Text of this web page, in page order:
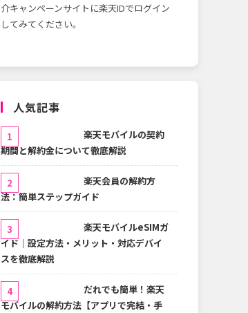
介キャンペーンサイトに楽天IDでログイン
してみてください。
人気記事
楽天モバイルの契約
期間と解約金について徹底解説
楽天会員の解約方
法：簡単ステップガイド
楽天モバイルeSIMガ
イド｜設定方法・メリット・対応デバイ
スを徹底解説
だれでも簡単！楽天
モバイルの解約方法【アプリで完結・手